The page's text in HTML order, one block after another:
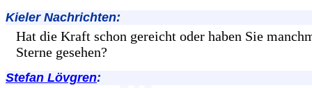
Kieler Nachrichten:
Hat die Kraft schon gereicht oder haben Sie
Sterne gesehen?
Stefan Lövgren: